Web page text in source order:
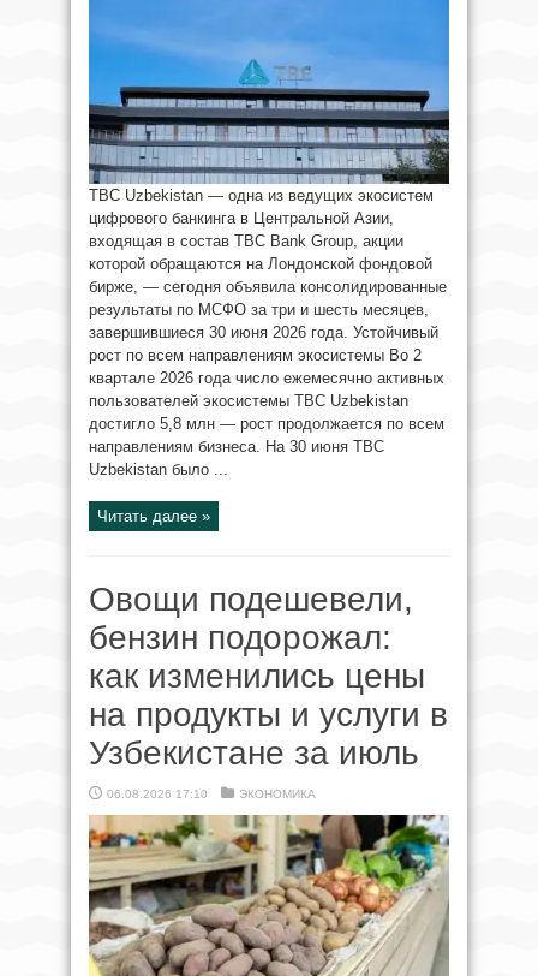
TBC Uzbekistan — одна из ведущих экосистем
цифрового банкинга в Центральной Азии,
входящая в состав TBC Bank Group, акции
которой обращаются на Лондонской фондовой
бирже, — сегодня объявила консолидированные
результаты по МСФО за три и шесть месяцев,
завершившиеся 30 июня 2026 года. Устойчивый
рост по всем направлениям экосистемы Во 2
квартале 2026 года число ежемесячно активных
пользователей экосистемы TBC Uzbekistan
достигло 5,8 млн — рост продолжается по всем
направлениям бизнеса. На 30 июня TBC
Uzbekistan было ...
Читать далее »
Овощи подешевели,
бензин подорожал:
как изменились цены
на продукты и услуги в
Узбекистане за июль
06.08.2026 17:10 ЭКОНОМИКА